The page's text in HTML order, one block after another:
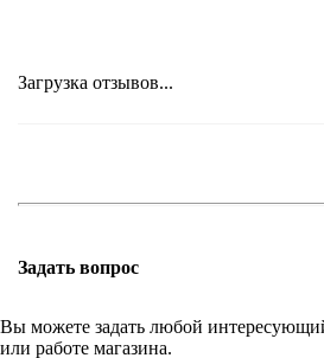
Загрузка отзывов...
Задать вопрос
Вы можете задать любой
или работе магазина.